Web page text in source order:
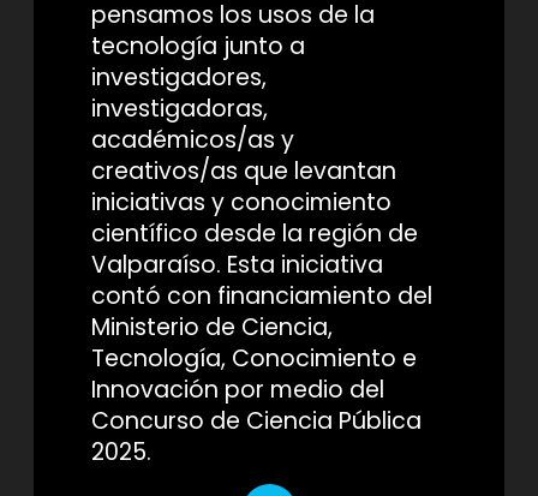
pensamos los usos de la
tecnología junto a
investigadores,
investigadoras,
académicos/as y
creativos/as que levantan
iniciativas y conocimiento
científico desde la región de
Valparaíso. Esta iniciativa
contó con financiamiento del
Ministerio de Ciencia,
Tecnología, Conocimiento e
Innovación por medio del
Concurso de Ciencia Pública
2025.